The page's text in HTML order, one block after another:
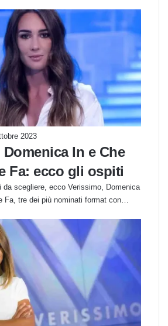
2023
In e Che
Fa: ecco gli ospiti
da scegliere, ecco Verissimo, Domenica
Fa, tre dei più nominati format con…